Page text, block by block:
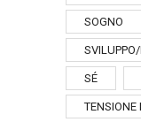
SOGNO
SÉ
TENSIONE